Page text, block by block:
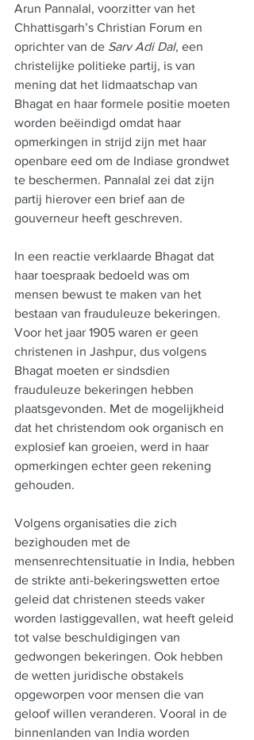
Arun Pannalal, voorzitter van het
Chhattisgarh’s Christian Forum en
oprichter van de Sarv Adi Dal, een
christelijke politieke partij, is van
mening dat het lidmaatschap van
Bhagat en haar formele positie moeten
worden beëindigd omdat haar
opmerkingen in strijd zijn met haar
openbare eed om de Indiase grondwet
te beschermen. Pannalal zei dat zijn
partij hierover een brief aan de
gouverneur heeft geschreven.
In een reactie verklaarde Bhagat dat
haar toespraak bedoeld was om
mensen bewust te maken van het
bestaan van frauduleuze bekeringen.
Voor het jaar 1905 waren er geen
christenen in Jashpur, dus volgens
Bhagat moeten er sindsdien
frauduleuze bekeringen hebben
plaatsgevonden. Met de mogelijkheid
dat het christendom ook organisch en
explosief kan groeien, werd in haar
opmerkingen echter geen rekening
gehouden.
Volgens organisaties die zich
bezighouden met de
mensenrechtensituatie in India, hebben
de strikte anti-bekeringswetten ertoe
geleid dat christenen steeds vaker
worden lastiggevallen, wat heeft geleid
tot valse beschuldigingen van
gedwongen bekeringen. Ook hebben
de wetten juridische obstakels
opgeworpen voor mensen die van
geloof willen veranderen. Vooral in de
binnenlanden van India worden